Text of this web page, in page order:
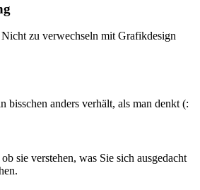
zu verwechseln mit Grafikdesign
bisschen anders verhält, als man denkt (:
sie verstehen, was Sie sich ausgedacht